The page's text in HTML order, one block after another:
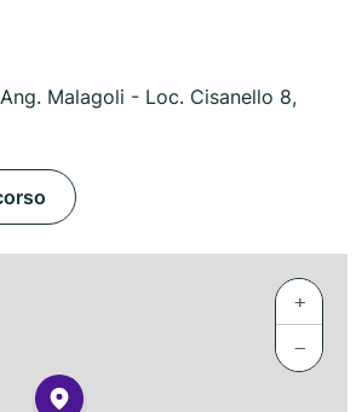
Malagoli - Loc. Cisanello 8,
+
−